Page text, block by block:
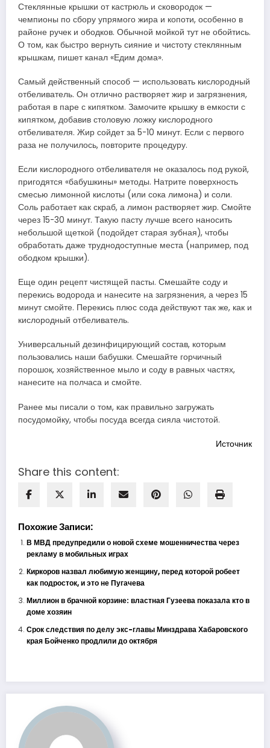
Стеклянные крышки от кастрюль и сковородок —
чемпионы по сбору упрямого жира и копоти, особенно в
районе ручек и ободков. Обычной мойкой тут не обойтись.
О том, как быстро вернуть сияние и чистоту стеклянным
крышкам, пишет канал «Едим дома».
Самый действенный способ — использовать кислородный
отбеливатель. Он отлично растворяет жир и загрязнения,
работая в паре с кипятком. Замочите крышку в емкости с
кипятком, добавив столовую ложку кислородного
отбеливателя. Жир сойдет за 5-10 минут. Если с первого
раза не получилось, повторите процедуру.
Если кислородного отбеливателя не оказалось под рукой,
пригодятся «бабушкины» методы. Натрите поверхность
смесью лимонной кислоты (или сока лимона) и соли.
Соль работает как скраб, а лимон растворяет жир. Смойте
через 15-30 минут. Такую пасту лучше всего наносить
небольшой щеткой (подойдет старая зубная), чтобы
обработать даже труднодоступные места (например, под
ободком крышки).
Еще один рецепт чистящей пасты. Смешайте соду и
перекись водорода и нанесите на загрязнения, а через 15
минут смойте. Перекись плюс сода действуют так же, как и
кислородный отбеливатель.
Универсальный дезинфицирующий состав, которым
пользовались наши бабушки. Смешайте горчичный
порошок, хозяйственное мыло и соду в равных частях,
нанесите на полчаса и смойте.
Ранее мы писали о том, как правильно загружать
посудомойку, чтобы посуда всегда сияла чистотой.
Источник
Share this content:
Похожие Записи:
В МВД предупредили о новой схеме мошенничества через
рекламу в мобильных играх
Киркоров назвал любимую женщину, перед которой робеет
как подросток, и это не Пугачева
Миллион в брачной корзине: властная Гузеева показала кто в
доме хозяин
Срок следствия по делу экс-главы Минздрава Хабаровского
края Бойченко продлили до октября